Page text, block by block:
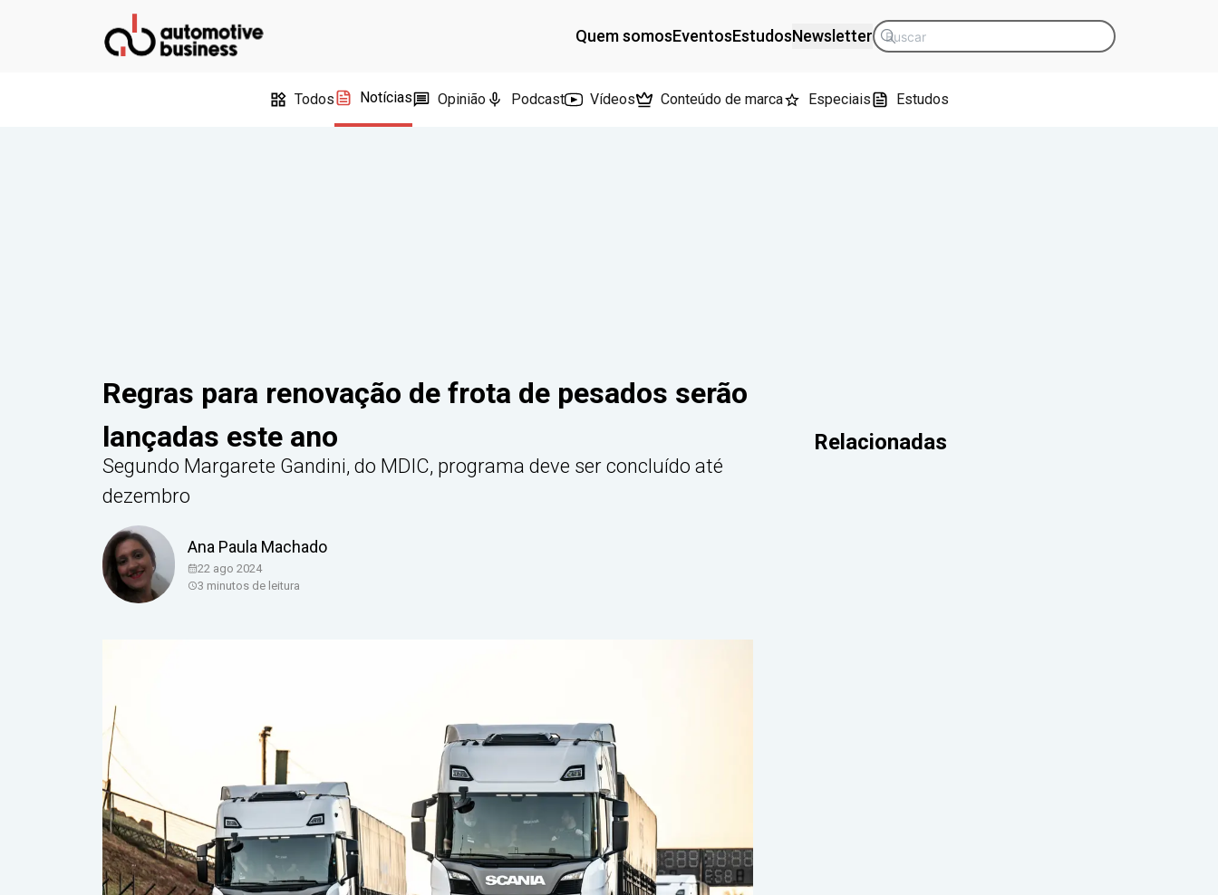
Quem somosEventosEstudosNewsletter
Todos Notícias Opinião Podcast Vídeos Conteúdo de marca Especiais Estudos
Regras para renovação de frota de pesados serão
lançadas este ano
Segundo Margarete Gandini, do MDIC, programa deve ser concluído até
dezembro
Ana Paula Machado
22 ago 2024
3 minutos de leitura
Relacionadas